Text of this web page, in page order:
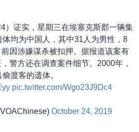
）证实，星期三在埃塞克斯郡一辆集
均为中国人，其中31人为男性，8
因涉嫌谋杀被扣押。据报道该案有
警方还在调查案件细节。2000年，
渡客的遗体。
pic.twitter.com/Wgo23J9Dc4
October 24, 2019